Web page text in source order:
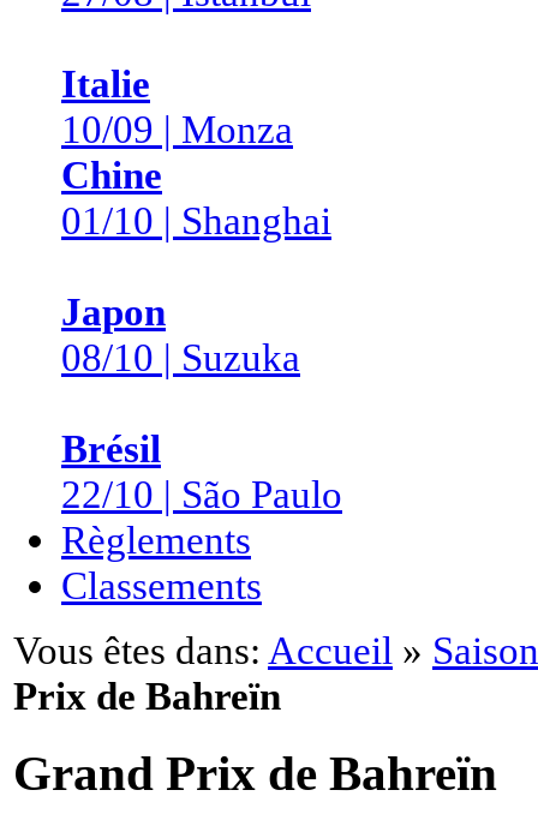
Italie
10/09 | Monza
Chine
01/10 | Shanghai
Japon
08/10 | Suzuka
Brésil
22/10 | São Paulo
Règlements
Classements
Vous êtes dans: Accueil »
Prix de Bahreïn
Grand Prix de Bahreïn